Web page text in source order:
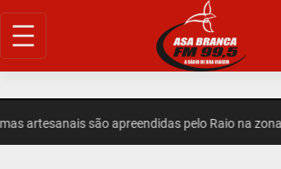
Pular
para
artesanais são apreendidas pelo Raio na zona